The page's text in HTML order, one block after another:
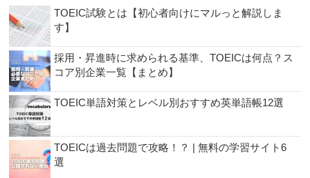
TOEIC試験とは【初心者向けにマルっと解説しま
す】
採用・昇進時に求められる基準、TOEICは何点？ス
コア別企業一覧【まとめ】
TOEIC単語対策とレベル別おすすめ英単語帳12選
TOEICは過去問題で攻略！？ | 無料の学習サイト6
選